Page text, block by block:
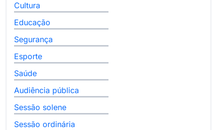
Cultura
Educação
Segurança
Esporte
Saúde
Audiência pública
Sessão solene
Sessão ordinária